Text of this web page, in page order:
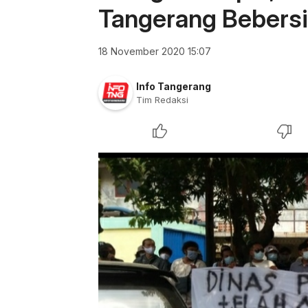
Tangerang
18 November 2020 15:07
Info Tangerang
Tim Redaksi